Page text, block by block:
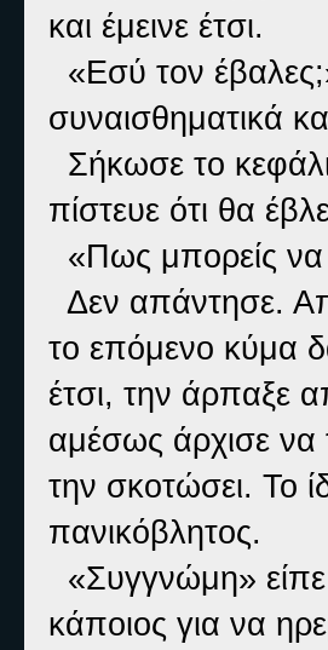
και έμεινε έτσι.
«Εσύ τον
συναισθηματικά
Σήκωσε το
πίστευε ότι θα
«Πως μπορείς να
Δεν απάντησε.
το επόμενο κύμα
έτσι, την άρπαξε
αμέσως άρχισε να
την σκοτώσει. Το
πανικόβλητος.
«Συγγνώμη»
κάποιος για να